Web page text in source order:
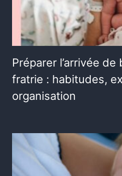
Préparer l’arrivée
fratrie : habitudes,
organisation